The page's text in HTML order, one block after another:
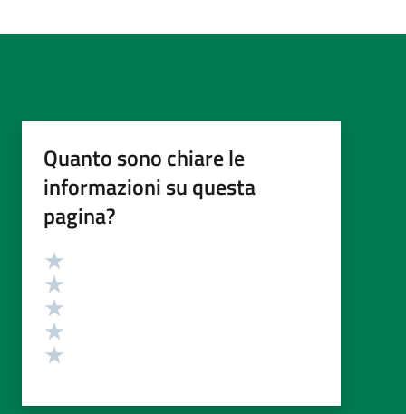
Quanto sono chiare le
informazioni su questa
pagina?
Valutazione